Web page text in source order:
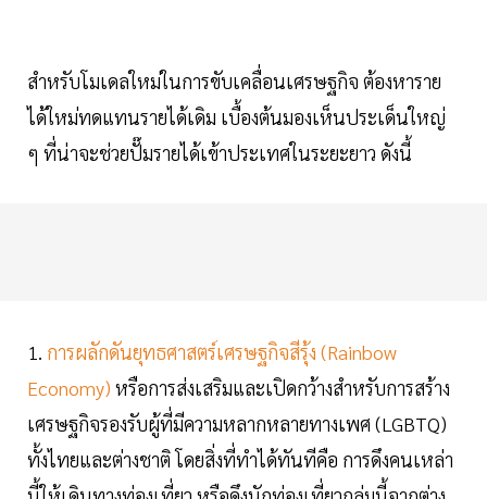
สำหรับโมเดลใหม่ในการขับเคลื่อนเศรษฐกิจ ต้องหาราย
ได้ใหม่ทดแทนรายได้เดิม เบื้องต้นมองเห็นประเด็นใหญ่
ๆ ที่น่าจะช่วยปั๊มรายได้เข้าประเทศในระยะยาว ดังนี้
1. การผลักดันยุทธศาสตร์เศรษฐกิจสีรุ้ง (Rainbow
Economy) หรือการส่งเสริมและเปิดกว้างสำหรับการสร้าง
เศรษฐกิจรองรับผู้ที่มีความหลากหลายทางเพศ (LGBTQ)
ทั้งไทยและต่างชาติ โดยสิ่งที่ทำได้ทันทีคือ การดึงคนเหล่า